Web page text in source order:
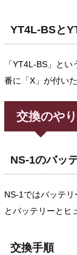
YT4L-BSと
「YT4L-BS」と
番に「X」が付いた
交換のや
NS-1のバッ
NS-1ではバッテ
とバッテリーとヒ
交換手順